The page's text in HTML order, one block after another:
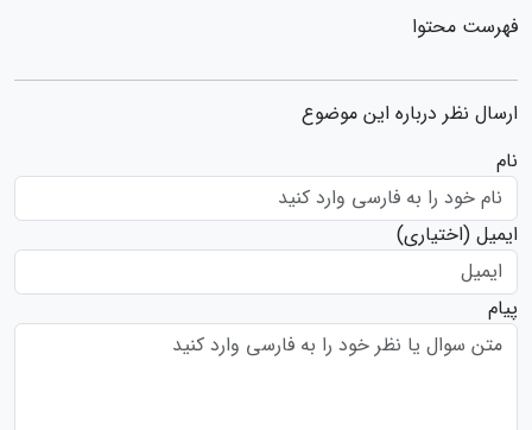
فهرست محتوا
ارسال نظر درباره این موضوع
نام
ایمیل (اختیاری)
پیام